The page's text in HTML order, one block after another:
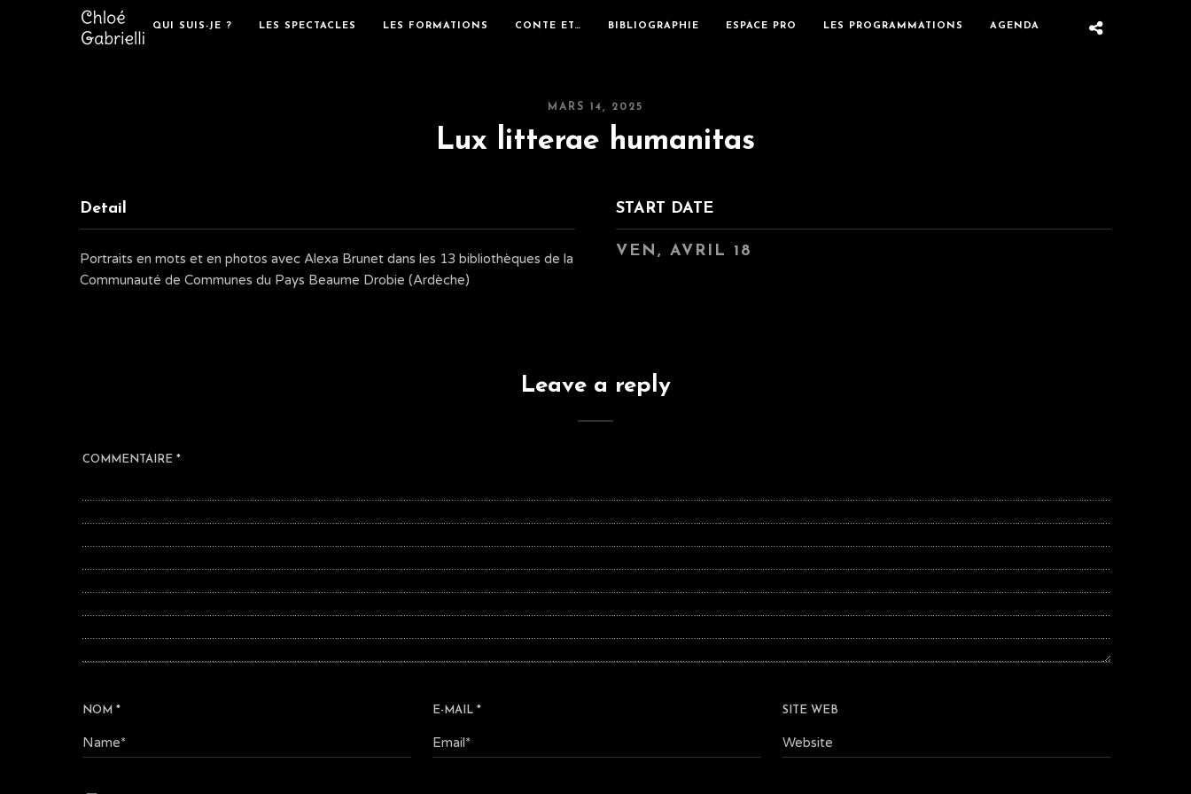
QUI SUIS-JE ? LES SPECTACLES LES FORMATIONS CONTE ET… BIBLIOGRAPHIE ESPACE PRO LES PROGRAMMATIONS AGENDA
MARS 14, 2025
Lux litterae humanitas
Detail
Portraits en mots et en photos avec Alexa Brunet dans les 13 bibliothèques de la
Communauté de Communes du Pays Beaume Drobie (Ardèche)
START DATE
VEN, AVRIL 18
Leave a reply
COMMENTAIRE *
NOM * E-MAIL * SITE WEB